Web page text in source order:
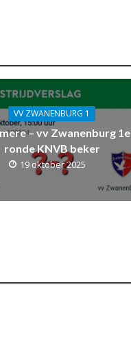
VV ZWANENBURG 1
– vv Zwanenburg 1e
ronde KNVB beker
19 oktober 2025